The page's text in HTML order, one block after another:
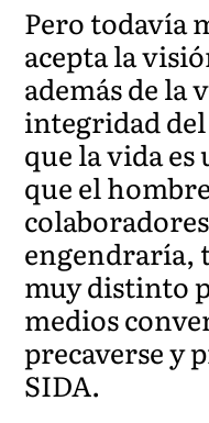
Pero todavía
acepta la
además de la
integridad del
que la vida es
que el
engendraría,
muy distinto
medios
precaverse y
SIDA.